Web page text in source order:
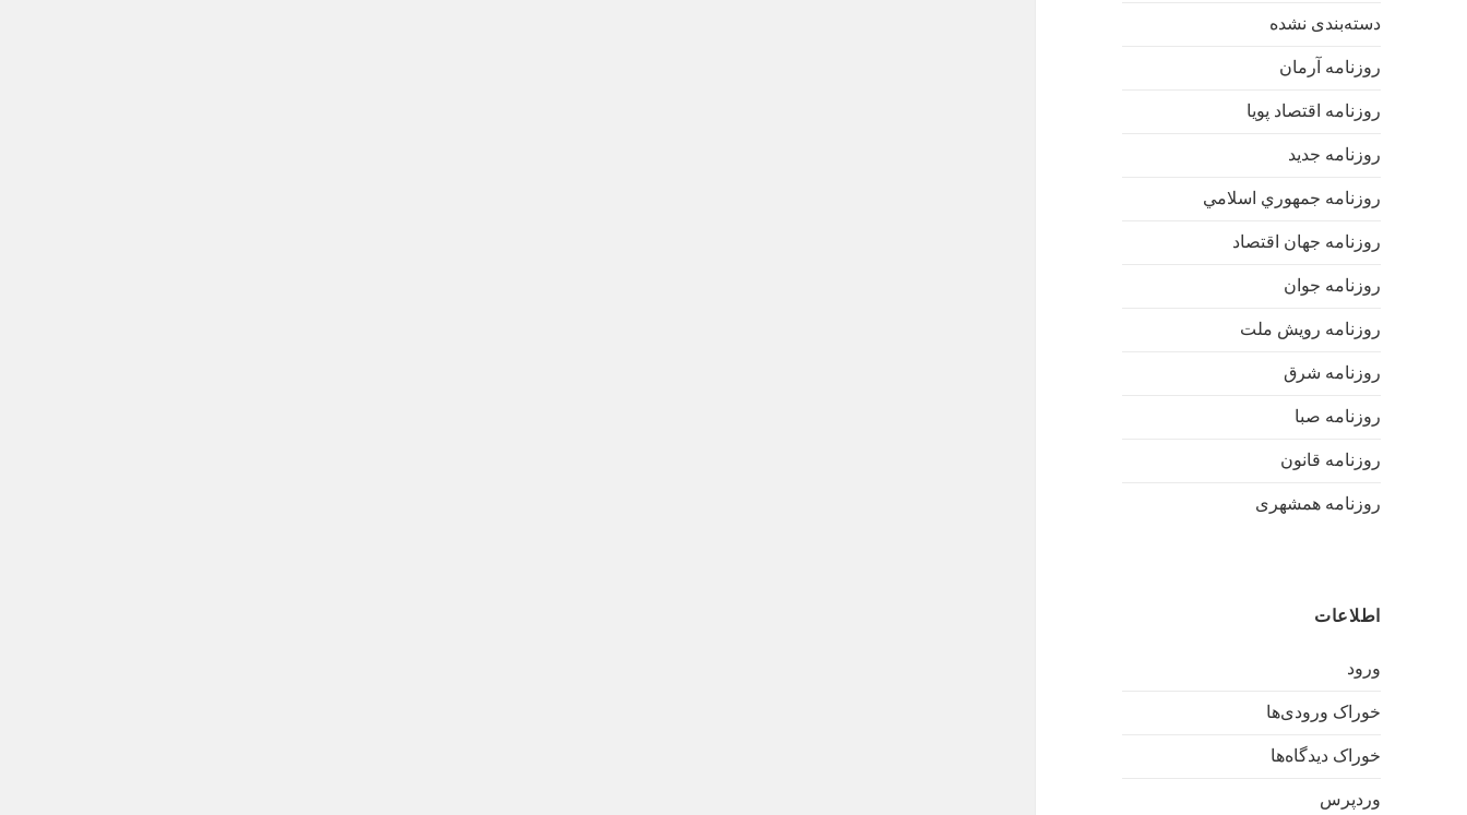
دسته‌بندی نشده
روزنامه آرمان
روزنامه اقتصاد پویا
روزنامه جدید
روزنامه جمهوري اسلامي
روزنامه جهان اقتصاد
روزنامه جوان
روزنامه رویش ملت
روزنامه شرق
روزنامه صبا
روزنامه قانون
روزنامه همشهری
اطلاعات
ورود
خوراک ورودی‌ها
خوراک دیدگاه‌ها
وردپرس